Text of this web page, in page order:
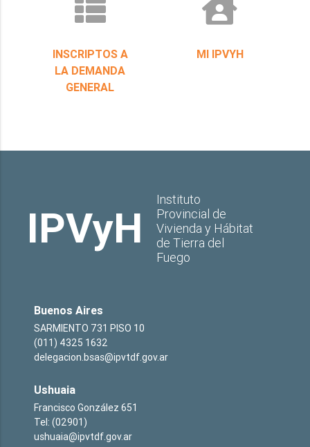
INSCRIPTOS A
LA DEMANDA
GENERAL
MI IPVYH
IPVyH
Instituto
Provincial de
Vivienda y Hábitat
de Tierra del
Fuego
Buenos Aires
SARMIENTO 731 PISO 10
(011) 4325 1632
delegacion.bsas@ipvtdf.gov.ar
Ushuaia
Francisco González 651
Tel: (02901)
ushuaia@ipvtdf.gov.ar